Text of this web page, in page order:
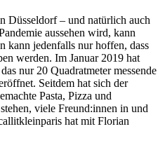
Düsseldorf – und natürlich auch
aussehen wird, kann
kann jedenfalls nur hoffen, dass
werden. Im Januar 2019 hat
nur 20 Quadratmeter messende
Seitdem hat sich der
Pasta, Pizza und
viele Freund:innen in und
hat mit Florian